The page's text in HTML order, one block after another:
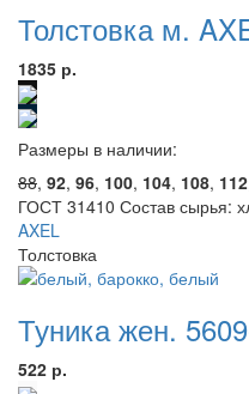
Толстовка м.
1835 р.
Размеры в наличии:
88, 92, 96, 100, 104, 108, 112
ГОСТ 31410 Состав сырья:
AXEL
Толстовка
Туника жен.
522 р.